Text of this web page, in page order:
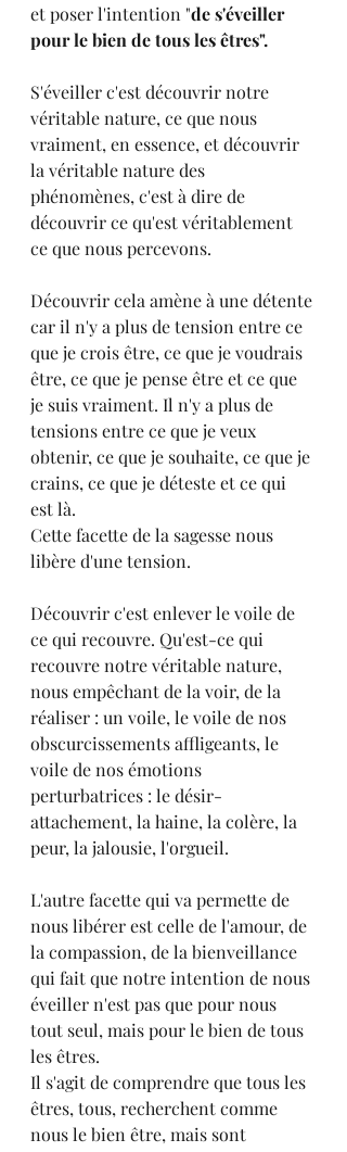
et poser l'intention "de s'éveiller
pour le bien de tous les êtres".
S'éveiller c'est découvrir notre
véritable nature, ce que nous
vraiment, en essence, et découvrir
la véritable nature des
phénomènes, c'est à dire de
découvrir ce qu'est véritablement
ce que nous percevons.
Découvrir cela amène à une détente
car il n'y a plus de tension entre ce
que je crois être, ce que je voudrais
être, ce que je pense être et ce que
je suis vraiment. Il n'y a plus de
tensions entre ce que je veux
obtenir, ce que je souhaite, ce que je
crains, ce que je déteste et ce qui
est là.
Cette facette de la sagesse nous
libère d'une tension.
Découvrir c'est enlever le voile de
ce qui recouvre. Qu'est-ce qui
recouvre notre véritable nature,
nous empêchant de la voir, de la
réaliser : un voile, le voile de nos
obscurcissements affligeants, le
voile de nos émotions
perturbatrices : le désir-
attachement, la haine, la colère, la
peur, la jalousie, l'orgueil.
L'autre facette qui va permette de
nous libérer est celle de l'amour, de
la compassion, de la bienveillance
qui fait que notre intention de nous
éveiller n'est pas que pour nous
tout seul, mais pour le bien de tous
les êtres.
Il s'agit de comprendre que tous les
êtres, tous, recherchent comme
nous le bien être, mais sont